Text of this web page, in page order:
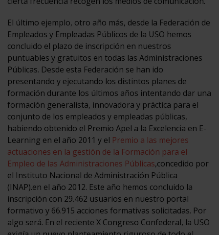
El último ejemplo, otro año más, desde la Federación de
Empleados y Empleadas Públicos de la USO hemos
concluido el plazo de inscripción en nuestros
puntuables y gratuitos en todas las Administraciones
Públicas. Desde esta Federación se han ido
presentando y ejecutando los distintos planes de
formación durante los últimos años intentando dar una
formación generalista, innovadora y práctica para el
conjunto de los empleados y empleadas públicas,
habiendo obtenido el Premio Apel a la Excelencia en E-
Learning en el año 2011 y el Premio a las mejores
actuaciones en la gestión de la Formación para el
Empleo de las Administraciones Públicas,concedido por
el Instituto Nacional de Administración Pública
(INAP).en el año 2012. Este año hemos concluido la
inscripción con 29.462 usuarios en nuestro portal
formativo y 66.915 acciones formativas solicitadas. Por
algo será. En el reciente X Congreso Confederal, la USO